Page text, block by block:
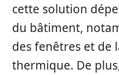
cette solution
du bâtiment,
des fenêtres et de
thermique. De